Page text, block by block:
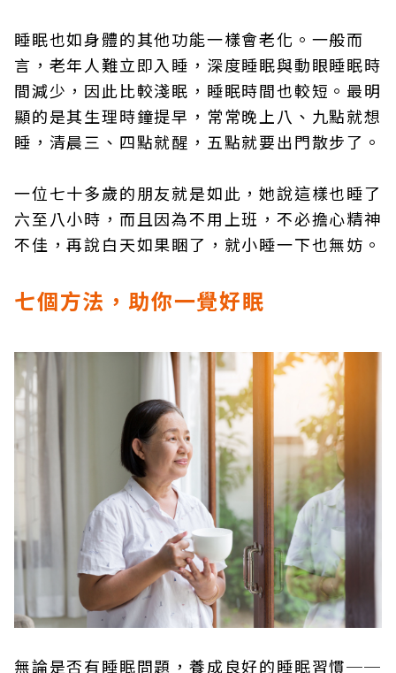
睡眠也如身體的其他功能一樣會老化。一般而
言，老年人難立即入睡，深度睡眠與動眼睡眠時
間減少，因此比較淺眠，睡眠時間也較短。最明
顯的是其生理時鐘提早，常常晚上八、九點就想
睡，清晨三、四點就醒，五點就要出門散步了。
一位七十多歲的朋友就是如此，她說這樣也睡了
六至八小時，而且因為不用上班，不必擔心精神
不佳，再說白天如果睏了，就小睡一下也無妨。
七個方法，助你一覺好眠
無論是否有睡眠問題，養成良好的睡眠習慣──